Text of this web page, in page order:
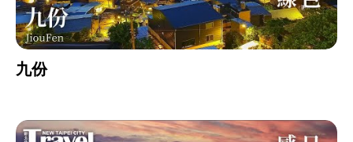
九份